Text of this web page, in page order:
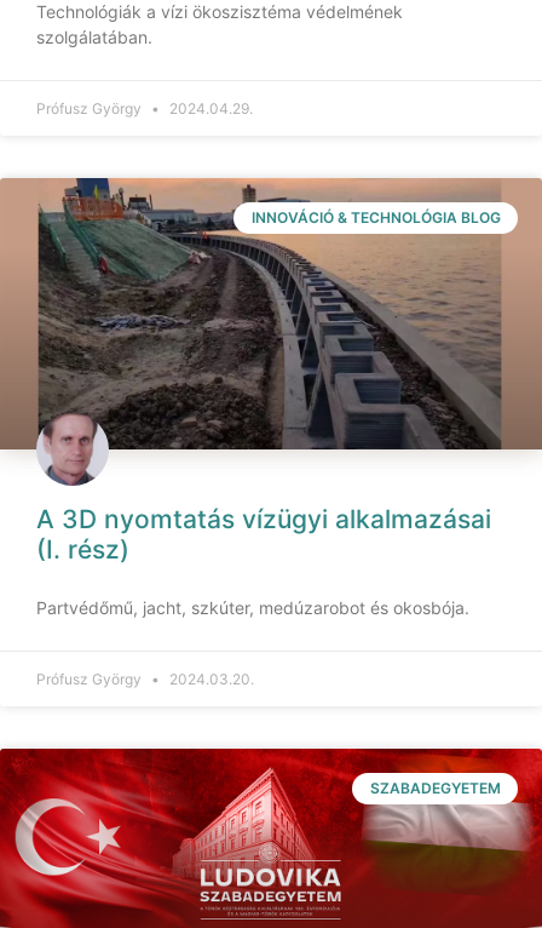
Technológiák a vízi ökoszisztéma védelmének
szolgálatában.
Prófusz György 2024.04.29.
INNOVÁCIÓ & TECHNOLÓGIA BLOG
A 3D nyomtatás vízügyi alkalmazásai
(I. rész)
Partvédőmű, jacht, szkúter, medúzarobot és okosbója.
Prófusz György 2024.03.20.
SZABADEGYETEM